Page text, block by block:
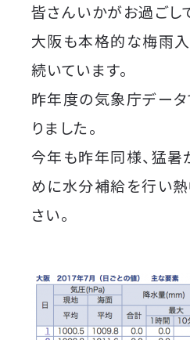
皆さんいかがお過ごし
大阪も本格的な梅雨入
続いています。
昨年度の気象庁データ
りました。
今年も昨年同様、猛暑
めに水分補給を行い
さい。